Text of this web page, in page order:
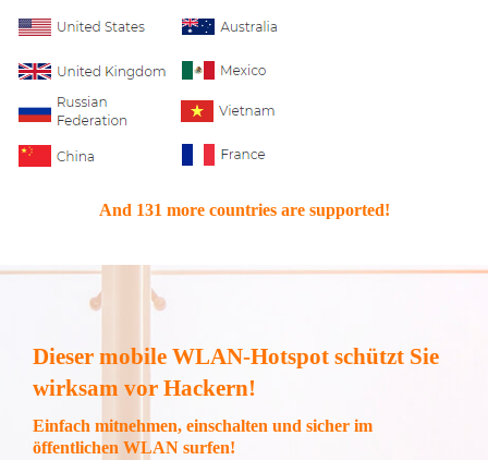
And 131 more countries are supported!
Dieser mobile WLAN-Hotspot schützt Sie
wirksam vor Hackern!
Einfach mitnehmen, einschalten und sicher im
öffentlichen WLAN surfen!